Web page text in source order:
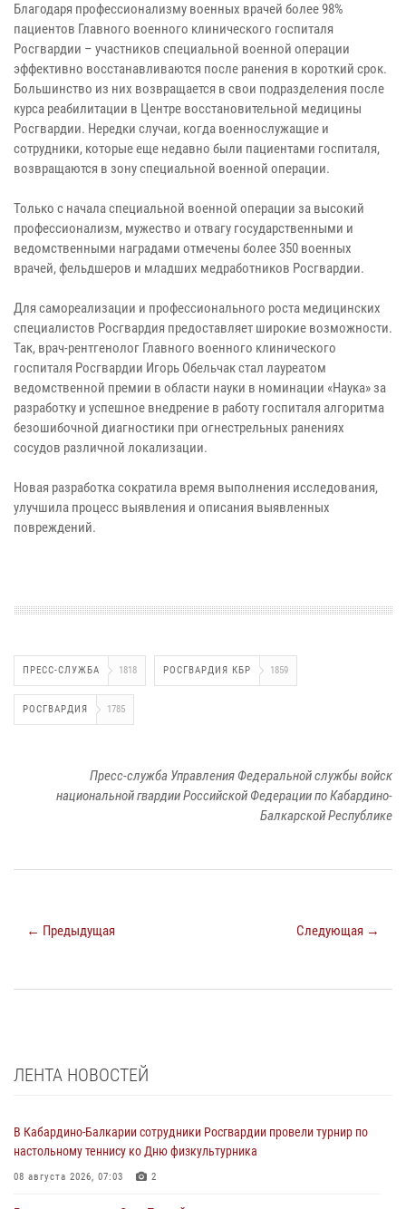
Благодаря профессионализму военных врачей более 98%
пациентов Главного военного клинического госпиталя
Росгвардии – участников специальной военной операции
эффективно восстанавливаются после ранения в короткий срок.
Большинство из них возвращается в свои подразделения после
курса реабилитации в Центре восстановительной медицины
Росгвардии. Нередки случаи, когда военнослужащие и
сотрудники, которые еще недавно были пациентами госпиталя,
возвращаются в зону специальной военной операции.
Только с начала специальной военной операции за высокий
профессионализм, мужество и отвагу государственными и
ведомственными наградами отмечены более 350 военных
врачей, фельдшеров и младших медработников Росгвардии.
Для самореализации и профессионального роста медицинских
специалистов Росгвардия предоставляет широкие возможности.
Так, врач-рентгенолог Главного военного клинического
госпиталя Росгвардии Игорь Обельчак стал лауреатом
ведомственной премии в области науки в номинации «Наука» за
разработку и успешное внедрение в работу госпиталя алгоритма
безошибочной диагностики при огнестрельных ранениях
сосудов различной локализации.
Новая разработка сократила время выполнения исследования,
улучшила процесс выявления и описания выявленных
повреждений.
ПРЕСС-СЛУЖБА 1818 РОСГВАРДИЯ КБР 1859
РОСГВАРДИЯ 1785
Пресс-служба Управления Федеральной службы войск
национальной гвардии Российской Федерации по Кабардино-
Балкарской Республике
← Предыдущая Следующая →
ЛЕНТА НОВОСТЕЙ
В Кабардино-Балкарии сотрудники Росгвардии провели турнир по
настольному теннису ко Дню физкультурника
08 августа 2026, 07:03 2